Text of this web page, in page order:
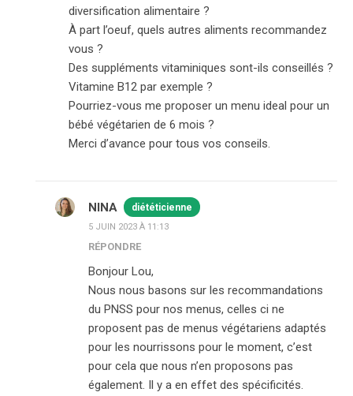
diversification alimentaire ?
À part l’oeuf, quels autres aliments recommandez
vous ?
Des suppléments vitaminiques sont-ils conseillés ?
Vitamine B12 par exemple ?
Pourriez-vous me proposer un menu ideal pour un
bébé végétarien de 6 mois ?
Merci d’avance pour tous vos conseils.
NINA diététicienne
5 JUIN 2023 À 11:13
RÉPONDRE
Bonjour Lou,
Nous nous basons sur les recommandations
du PNSS pour nos menus, celles ci ne
proposent pas de menus végétariens adaptés
pour les nourrissons pour le moment, c’est
pour cela que nous n’en proposons pas
également. Il y a en effet des spécificités.